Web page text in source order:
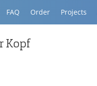
FAQ Order Projects
Kopf